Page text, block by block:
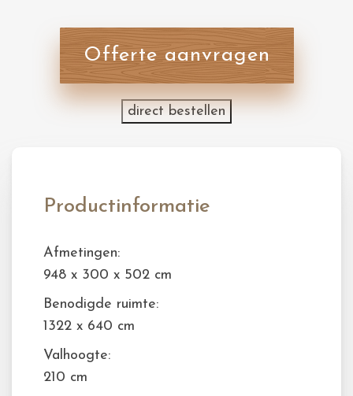
Offerte aanvragen
direct bestellen
Productinformatie
Afmetingen:
948 x 300 x 502 cm
Benodigde ruimte:
1322 x 640 cm
Valhoogte:
210 cm